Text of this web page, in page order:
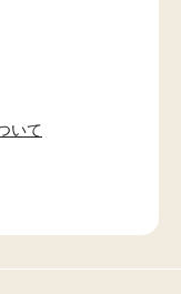
いて